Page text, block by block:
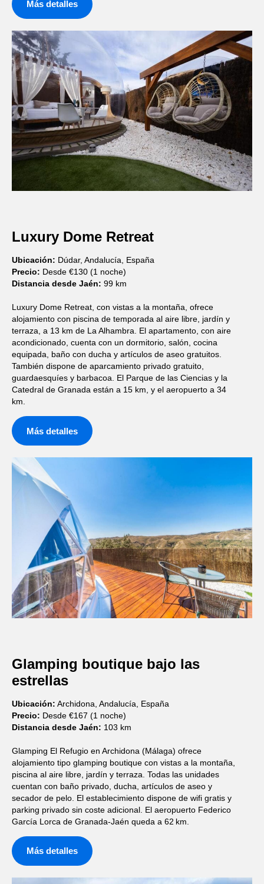
Más detalles
Luxury Dome Retreat
Ubicación: Dúdar, Andalucía, España
Precio: Desde €130 (1 noche)
Distancia desde Jaén: 99 km
Luxury Dome Retreat, con vistas a la montaña, ofrece
alojamiento con piscina de temporada al aire libre, jardín y
terraza, a 13 km de La Alhambra. El apartamento, con aire
acondicionado, cuenta con un dormitorio, salón, cocina
equipada, baño con ducha y artículos de aseo gratuitos.
También dispone de aparcamiento privado gratuito,
guardaesquíes y barbacoa. El Parque de las Ciencias y la
Catedral de Granada están a 15 km, y el aeropuerto a 34
km.
Más detalles
Glamping boutique bajo las
estrellas
Ubicación: Archidona, Andalucía, España
Precio: Desde €167 (1 noche)
Distancia desde Jaén: 103 km
Glamping El Refugio en Archidona (Málaga) ofrece
alojamiento tipo glamping boutique con vistas a la montaña,
piscina al aire libre, jardín y terraza. Todas las unidades
cuentan con baño privado, ducha, artículos de aseo y
secador de pelo. El establecimiento dispone de wifi gratis y
parking privado sin coste adicional. El aeropuerto Federico
García Lorca de Granada‑Jaén queda a 62 km.
Más detalles